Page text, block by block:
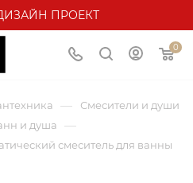
ПРОЕКТ
0
— Смесители и души
и душа —
смеситель для ванны